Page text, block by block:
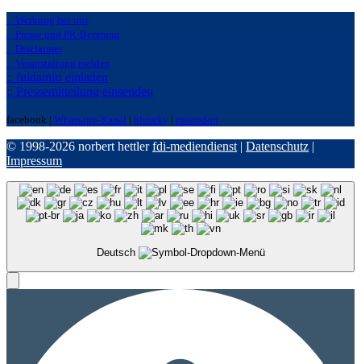
:: Werbung bei uns
:: Presse und PR-Beratung
:: Disclaimer
:: Veranstaltung melden
:: fuldainfo einladen
:: Pressemitteilung einsenden
facebook | Whatsapp-Kanal | bluseky | mastodon
© 1998-2026 norbert hettlerfdi-mediendienst | Datenschutz |
Impressum
Deutsch